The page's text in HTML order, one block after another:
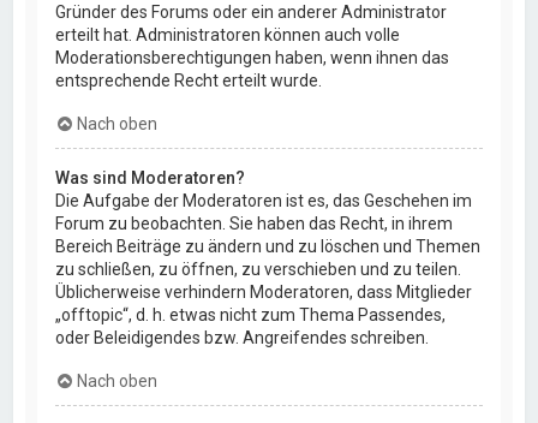
Gründer des Forums oder ein anderer Administrator
erteilt hat. Administratoren können auch volle
Moderationsberechtigungen haben, wenn ihnen das
entsprechende Recht erteilt wurde.
Nach oben
Was sind Moderatoren?
Die Aufgabe der Moderatoren ist es, das Geschehen im
Forum zu beobachten. Sie haben das Recht, in ihrem
Bereich Beiträge zu ändern und zu löschen und Themen
zu schließen, zu öffnen, zu verschieben und zu teilen.
Üblicherweise verhindern Moderatoren, dass Mitglieder
„offtopic“, d. h. etwas nicht zum Thema Passendes,
oder Beleidigendes bzw. Angreifendes schreiben.
Nach oben